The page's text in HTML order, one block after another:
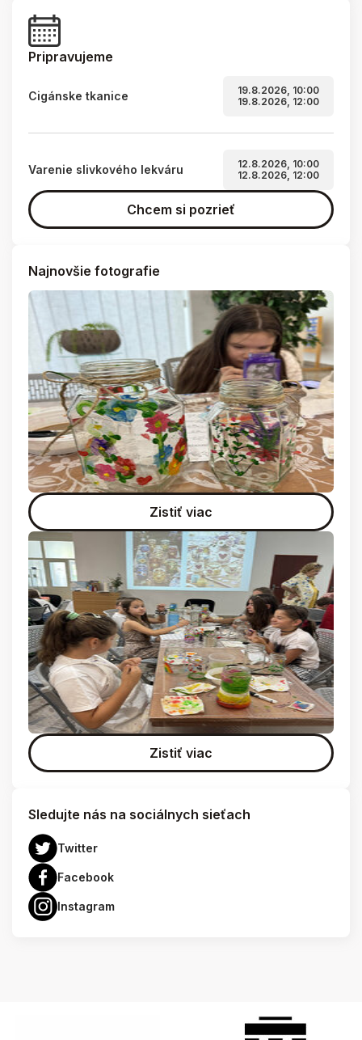
Pripravujeme
Cigánske tkanice
19.8.2026, 10:00
19.8.2026, 12:00
Varenie slivkového lekváru
12.8.2026, 10:00
12.8.2026, 12:00
Chcem si pozrieť
Najnovšie fotografie
Zistiť viac
Zistiť viac
Sledujte nás na sociálnych sieťach
Twitter
Facebook
Instagram